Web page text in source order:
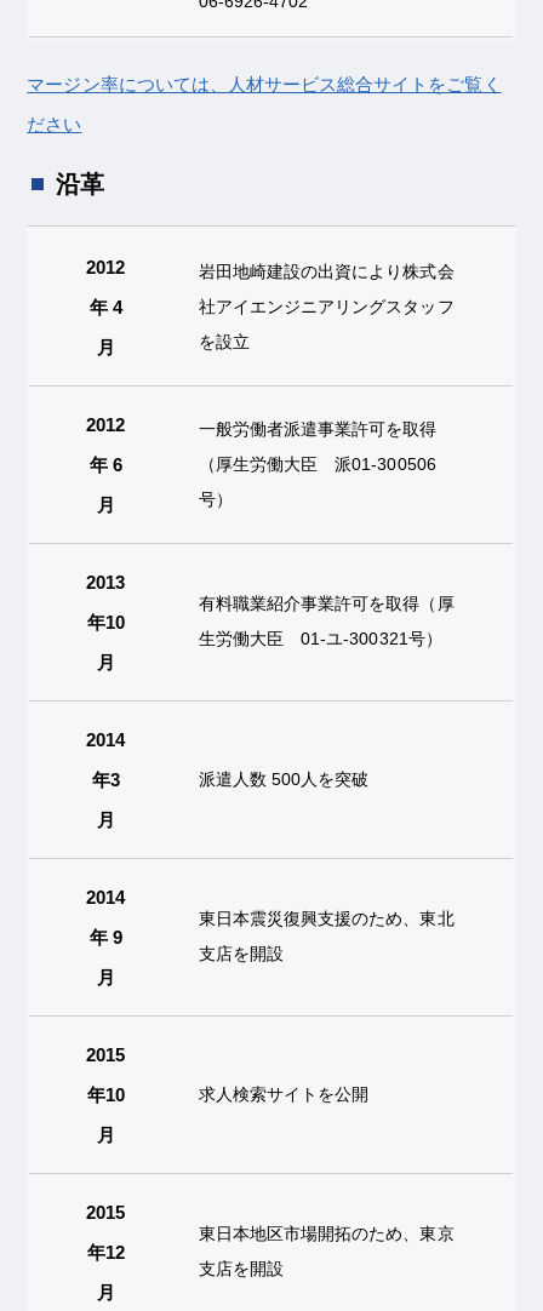
マージン率については、人材サービス総合サイトをご覧く
ださい
沿革
2012
年 4
月
岩田地崎建設の出資により株式会
社アイエンジニアリングスタッフ
を設立
2012
年 6
月
一般労働者派遣事業許可を取得
（厚生労働大臣 派01-300506
号）
2013
年10
月
有料職業紹介事業許可を取得（厚
生労働大臣 01-ユ-300321号）
2014
年3
月
派遣人数 500人を突破
2014
年 9
月
東日本震災復興支援のため、東北
支店を開設
2015
年10
月
求人検索サイトを公開
2015
年12
月
東日本地区市場開拓のため、東京
支店を開設